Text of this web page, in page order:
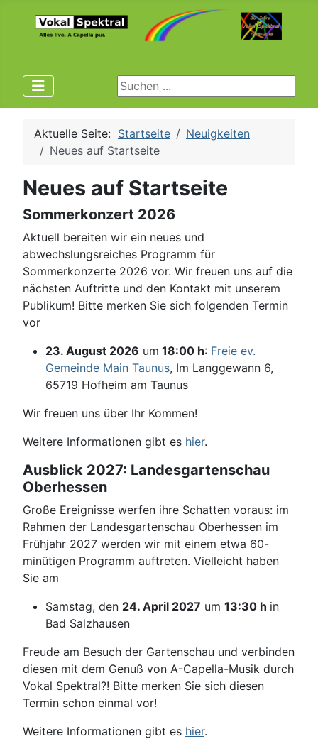
Suchen ...
Aktuelle Seite: Startseite
Neuigkeiten
Neues auf Startseite
Neues auf Startseite
Sommerkonzert 2026
Aktuell bereiten wir ein neues und
abwechslungsreiches Programm für
Sommerkonzerte 2026 vor. Wir freuen uns auf die
nächsten Auftritte und den Kontakt mit unserem
Publikum! Bitte merken Sie sich folgenden Termin
vor
23. August 2026 um 18:00 h: Freie ev.
Gemeinde Main Taunus, Im Langgewann 6,
65719 Hofheim am Taunus
Wir freuen uns über Ihr Kommen!
Weitere Informationen gibt es hier.
Ausblick 2027: Landesgartenschau
Oberhessen
Große Ereignisse werfen ihre Schatten voraus: im
Rahmen der Landesgartenschau Oberhessen im
Frühjahr 2027 werden wir mit einem etwa 60-
minütigen Programm auftreten. Vielleicht haben
Sie am
Samstag, den 24. April 2027 um 13:30 h in
Bad Salzhausen
Freude am Besuch der Gartenschau und verbinden
diesen mit dem Genuß von A-Capella-Musik durch
Vokal Spektral?! Bitte merken Sie sich diesen
Termin schon einmal vor!
Weitere Informationen gibt es hier.